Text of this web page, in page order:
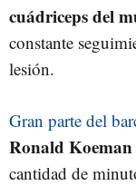
cuádriceps del
constante
lesión.
Gran parte del
Ronald
cantidad de